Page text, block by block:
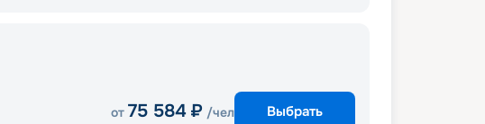
от 75 584 ₽ /чел Выбрать